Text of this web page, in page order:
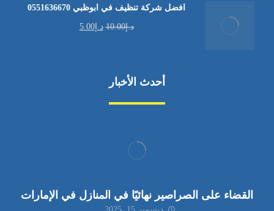
افضل شركة تنظيف في ابوظبي 0551636670
د.إ10.00 د.إ5.00
أحدث الأخبار
القضاء على الصراصير نهائيًا في المنازل في الإمارات